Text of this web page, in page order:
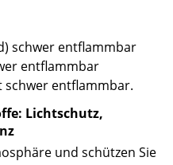
Lichtschutz,
und schützen Sie